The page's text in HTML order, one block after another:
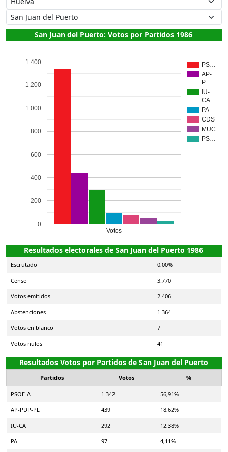
San Juan del Puerto: Votos por Partidos 1986
PS…
AP-
P…
IU-
CA
PA
CDS
MUC
PS…
Votos
0
200
400
600
800
1.000
1.200
1.400
Resultados electorales de San Juan del Puerto 1986
Escrutado 0,00%
Censo 3.770
Votos emitidos 2.406
Abstenciones 1.364
Votos en blanco 7
Votos nulos 41
Resultados Votos por Partidos de San Juan del Puerto
Partidos Votos %
PSOE-A 1.342 56,91%
AP-PDP-PL 439 18,62%
IU-CA 292 12,38%
PA 97 4,11%